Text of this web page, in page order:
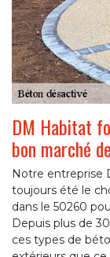
DM Habitat
bon marché
Notre entreprise
toujours été le
dans le 50260
Depuis plus de
ces types de